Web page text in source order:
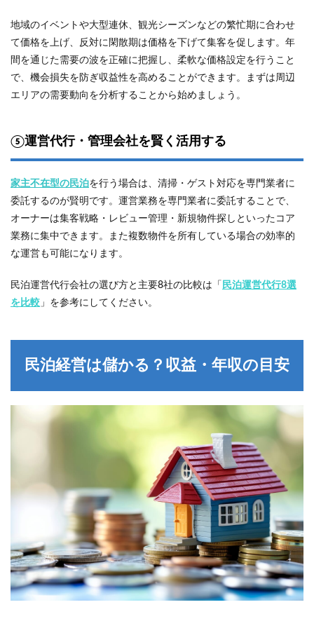
地域のイベントや大型連休、観光シーズンなどの繁忙期に合わせ
て価格を上げ、反対に閑散期は価格を下げて集客を促します。年
間を通じた需要の波を正確に把握し、柔軟な価格設定を行うこと
で、機会損失を防ぎ収益性を高めることができます。まずは周辺
エリアの需要動向を分析することから始めましょう。
⑤運営代行・管理会社を賢く活用する
家主不在型の民泊を行う場合は、清掃・ゲスト対応を専門業者に
委託するのが賢明です。運営業務を専門業者に委託することで、
オーナーは集客戦略・レビュー管理・新規物件探しといったコア
業務に集中できます。また複数物件を所有している場合の効率的
な運営も可能になります。
民泊運営代行会社の選び方と主要8社の比較は「 民泊運営代行8選
を比較 」を参考にしてください。
民泊経営は儲かる？収益・年収の目安